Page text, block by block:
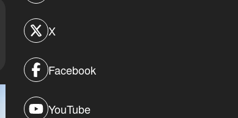
X
Facebook
YouTube